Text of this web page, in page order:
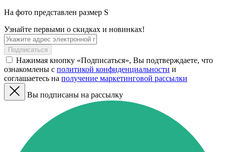
На фото представлен размер S
Узнайте первыми о скидках и новинках!
Подписаться
Нажимая кнопку «Подписаться», Вы подтверждаете, что
ознакомлены с политикой конфиденциальности и
соглашаетесь на получение маркетинговой рассылки
Вы подписаны на рассылку